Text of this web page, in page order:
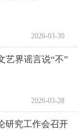
2026-03-30
艺界谣言说“不”
2026-03-28
研究工作会召开